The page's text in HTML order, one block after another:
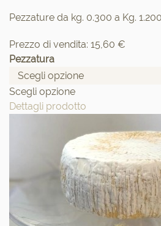
Pezzature da kg. 0.300 a Kg.
Prezzo di vendita: 15,60 €
Pezzatura
Scegli opzione
Dettagli prodotto